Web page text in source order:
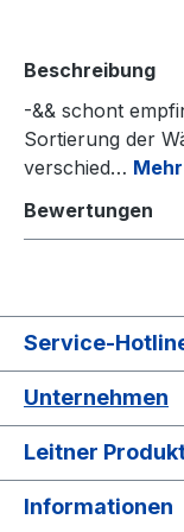
Beschreibung
-&& schont
Sortierung der
verschied… Mehr
Bewertungen
Service-
Unternehmen
Leitner
Informationen